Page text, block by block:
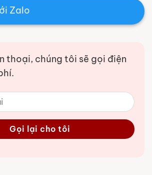
Zalo
thoại, chúng tôi sẽ gọi điện